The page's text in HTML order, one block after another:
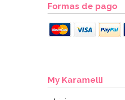
Formas de pago
My Karamelli